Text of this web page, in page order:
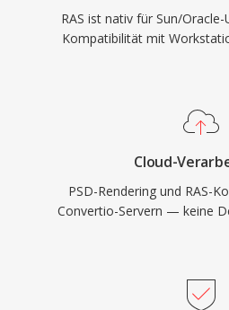
RAS ist nativ für Sun/
Kompatibilität mit
Cloud-
PSD-Rendering und RAS-
Convertio-Servern — keine